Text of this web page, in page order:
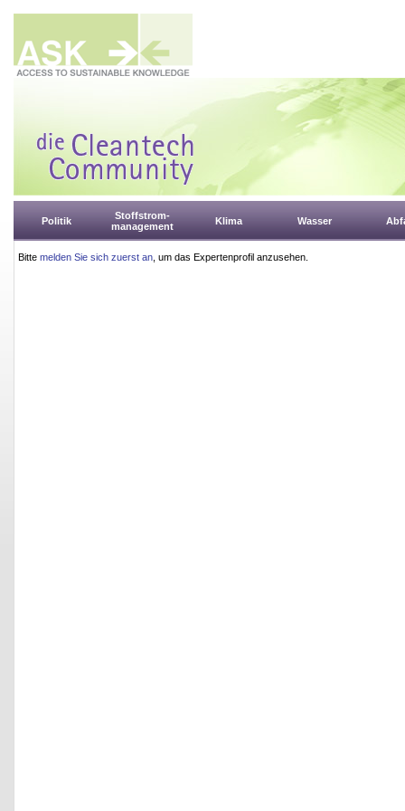
Politik
Stoffstrom-
management
Klima Wasser
Bitte melden Sie sich zuerst an , um das Expertenprofil anzusehen.